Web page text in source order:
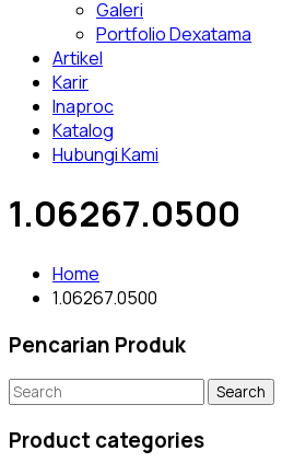
Galeri
Portfolio Dexatama
Artikel
Karir
Inaproc
Katalog
Hubungi Kami
1.06267.0500
Home
1.06267.0500
Pencarian Produk
Search
Product categories